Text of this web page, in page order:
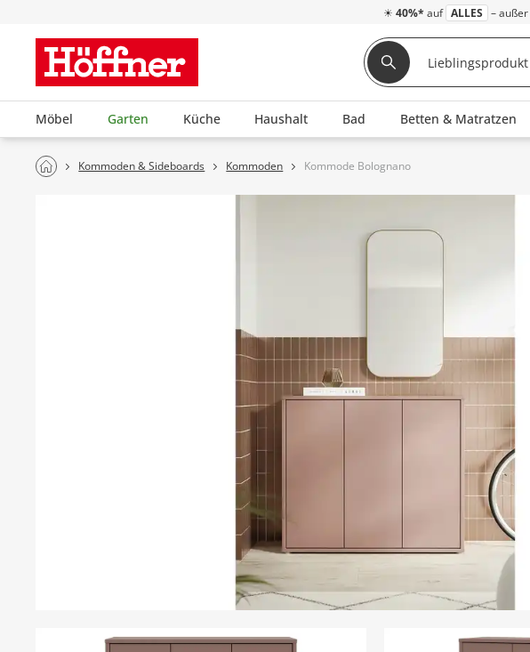
☀ 40%* auf ALLES –
Möbel Garten Küche Haushalt Bad Betten & Matratzen
Kommoden & Sideboards Kommoden Kommode Bolognano